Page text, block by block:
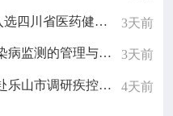
省疾控中心“LucaHIV智链”入选四川省医药健康产业应用场景名录并进行现场展演 3天前
四川省疾控中心成功举办传染病监测的管理与质量控制专题学术讲座 3天前
省疾控中心主任谢仁兴率队赴乐山市调研疾控工作 4天前